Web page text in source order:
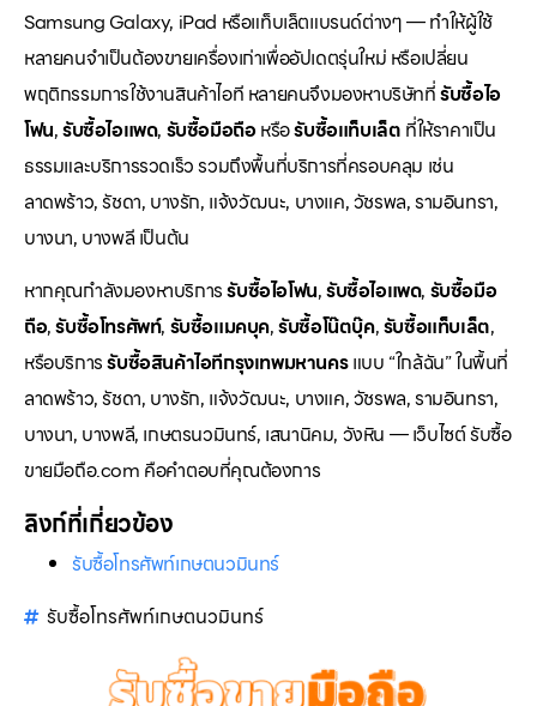
Samsung Galaxy, iPad หรือแท็บเล็ตแบรนด์ต่างๆ — ทำให้ผู้ใช้
หลายคนจำเป็นต้องขายเครื่องเก่าเพื่ออัปเดตรุ่นใหม่ หรือเปลี่ยน
พฤติกรรมการใช้งานสินค้าไอที หลายคนจึงมองหาบริษัทที่รับซื้อไอ
โฟน,รับซื้อไอแพด, รับซื้อมือถือหรือรับซื้อแท็บเล็ต ที่ให้ราคาเป็น
ธรรมและบริการรวดเร็ว รวมถึงพื้นที่บริการที่ครอบคลุม เช่น
ลาดพร้าว, รัชดา, บางรัก, แจ้งวัฒนะ, บางแค, วัชรพล, รามอินทรา,
บางนา, บางพลี เป็นต้น
หากคุณกำลังมองหาบริการรับซื้อไอโฟน,รับซื้อไอแพด, รับซื้อมือ
ถือ,รับซื้อโทรศัพท์, รับซื้อแมคบุค,รับซื้อโน๊ตบุ๊ค,รับซื้อแท็บเล็ต,
หรือบริการรับซื้อสินค้าไอทีกรุงเทพมหานครแบบ “ใกล้ฉัน” ในพื้นที่
ลาดพร้าว, รัชดา, บางรัก, แจ้งวัฒนะ, บางแค, วัชรพล, รามอินทรา,
บางนา, บางพลี, เกษตรนวมินทร์, เสนานิคม, วังหิน — เว็บไซต์ รับซื้อ
ขายมือถือ.com คือคำตอบที่คุณต้องการ
ลิงก์ที่เกี่ยวข้อง
รับซื้อโทรศัพท์เกษตนวมินทร์
รับซื้อโทรศัพท์เกษตนวมินทร์